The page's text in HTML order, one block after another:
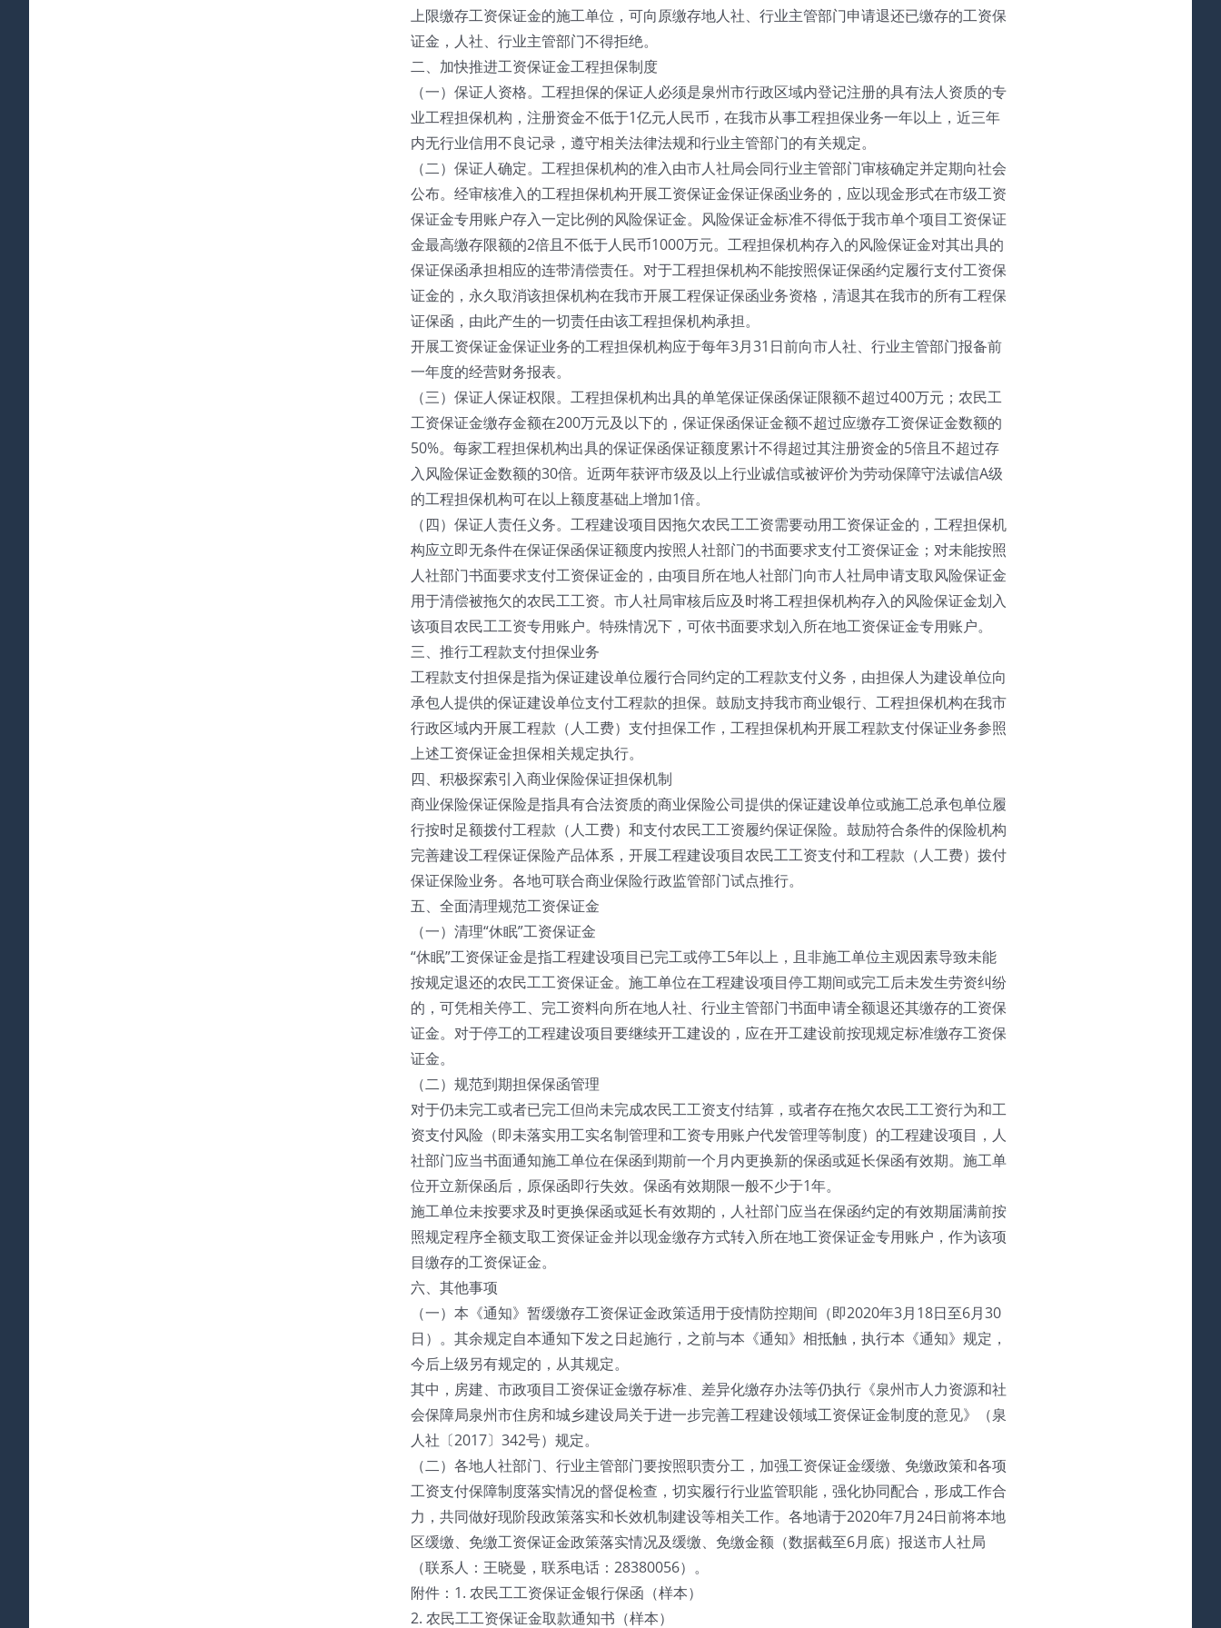
上限缴存工资保证金的施工单位，可向原缴存地人社、行业主管部门申请退还已缴存的工资保
证金，人社、行业主管部门不得拒绝。
二、加快推进工资保证金工程担保制度
（一）保证人资格。工程担保的保证人必须是泉州市行政区域内登记注册的具有法人资质的专
业工程担保机构，注册资金不低于1亿元人民币，在我市从事工程担保业务一年以上，近三年
内无行业信用不良记录，遵守相关法律法规和行业主管部门的有关规定。
（二）保证人确定。工程担保机构的准入由市人社局会同行业主管部门审核确定并定期向社会
公布。经审核准入的工程担保机构开展工资保证金保证保函业务的，应以现金形式在市级工资
保证金专用账户存入一定比例的风险保证金。风险保证金标准不得低于我市单个项目工资保证
金最高缴存限额的2倍且不低于人民币1000万元。工程担保机构存入的风险保证金对其出具的
保证保函承担相应的连带清偿责任。对于工程担保机构不能按照保证保函约定履行支付工资保
证金的，永久取消该担保机构在我市开展工程保证保函业务资格，清退其在我市的所有工程保
证保函，由此产生的一切责任由该工程担保机构承担。
开展工资保证金保证业务的工程担保机构应于每年3月31日前向市人社、行业主管部门报备前
一年度的经营财务报表。
（三）保证人保证权限。工程担保机构出具的单笔保证保函保证限额不超过400万元；农民工
工资保证金缴存金额在200万元及以下的，保证保函保证金额不超过应缴存工资保证金数额的
50%。每家工程担保机构出具的保证保函保证额度累计不得超过其注册资金的5倍且不超过存
入风险保证金数额的30倍。近两年获评市级及以上行业诚信或被评价为劳动保障守法诚信A级
的工程担保机构可在以上额度基础上增加1倍。
（四）保证人责任义务。工程建设项目因拖欠农民工工资需要动用工资保证金的，工程担保机
构应立即无条件在保证保函保证额度内按照人社部门的书面要求支付工资保证金；对未能按照
人社部门书面要求支付工资保证金的，由项目所在地人社部门向市人社局申请支取风险保证金
用于清偿被拖欠的农民工工资。市人社局审核后应及时将工程担保机构存入的风险保证金划入
该项目农民工工资专用账户。特殊情况下，可依书面要求划入所在地工资保证金专用账户。
三、推行工程款支付担保业务
工程款支付担保是指为保证建设单位履行合同约定的工程款支付义务，由担保人为建设单位向
承包人提供的保证建设单位支付工程款的担保。鼓励支持我市商业银行、工程担保机构在我市
行政区域内开展工程款（人工费）支付担保工作，工程担保机构开展工程款支付保证业务参照
上述工资保证金担保相关规定执行。
四、积极探索引入商业保险保证担保机制
商业保险保证保险是指具有合法资质的商业保险公司提供的保证建设单位或施工总承包单位履
行按时足额拨付工程款（人工费）和支付农民工工资履约保证保险。鼓励符合条件的保险机构
完善建设工程保证保险产品体系，开展工程建设项目农民工工资支付和工程款（人工费）拨付
保证保险业务。各地可联合商业保险行政监管部门试点推行。
五、全面清理规范工资保证金
（一）清理“休眠”工资保证金
“休眠”工资保证金是指工程建设项目已完工或停工5年以上，且非施工单位主观因素导致未能
按规定退还的农民工工资保证金。施工单位在工程建设项目停工期间或完工后未发生劳资纠纷
的，可凭相关停工、完工资料向所在地人社、行业主管部门书面申请全额退还其缴存的工资保
证金。对于停工的工程建设项目要继续开工建设的，应在开工建设前按现规定标准缴存工资保
证金。
（二）规范到期担保保函管理
对于仍未完工或者已完工但尚未完成农民工工资支付结算，或者存在拖欠农民工工资行为和工
资支付风险（即未落实用工实名制管理和工资专用账户代发管理等制度）的工程建设项目，人
社部门应当书面通知施工单位在保函到期前一个月内更换新的保函或延长保函有效期。施工单
位开立新保函后，原保函即行失效。保函有效期限一般不少于1年。
施工单位未按要求及时更换保函或延长有效期的，人社部门应当在保函约定的有效期届满前按
照规定程序全额支取工资保证金并以现金缴存方式转入所在地工资保证金专用账户，作为该项
目缴存的工资保证金。
六、其他事项
（一）本《通知》暂缓缴存工资保证金政策适用于疫情防控期间（即2020年3月18日至6月30
日）。其余规定自本通知下发之日起施行，之前与本《通知》相抵触，执行本《通知》规定，
今后上级另有规定的，从其规定。
其中，房建、市政项目工资保证金缴存标准、差异化缴存办法等仍执行《泉州市人力资源和社
会保障局泉州市住房和城乡建设局关于进一步完善工程建设领域工资保证金制度的意见》（泉
人社〔2017〕342号）规定。
（二）各地人社部门、行业主管部门要按照职责分工，加强工资保证金缓缴、免缴政策和各项
工资支付保障制度落实情况的督促检查，切实履行行业监管职能，强化协同配合，形成工作合
力，共同做好现阶段政策落实和长效机制建设等相关工作。各地请于2020年7月24日前将本地
区缓缴、免缴工资保证金政策落实情况及缓缴、免缴金额（数据截至6月底）报送市人社局
（联系人：王晓曼，联系电话：28380056）。
附件：1. 农民工工资保证金银行保函（样本）
2. 农民工工资保证金取款通知书（样本）